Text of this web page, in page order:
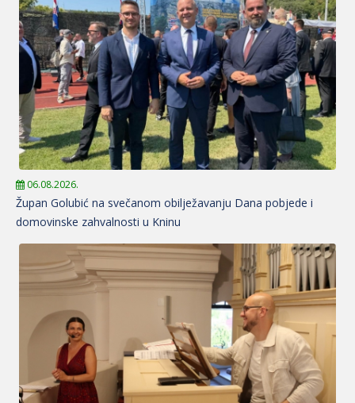
06.08.2026.
Župan Golubić na svečanom obilježavanju Dana pobjede i
domovinske zahvalnosti u Kninu